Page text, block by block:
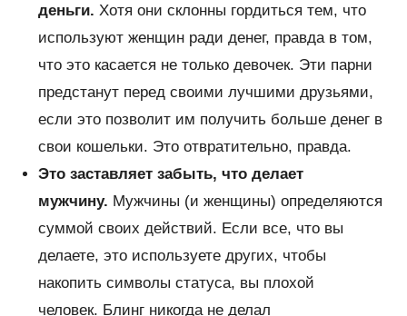
деньги. Хотя они склонны гордиться тем, что
используют женщин ради денег, правда в том,
что это касается не только девочек. Эти парни
предстанут перед своими лучшими друзьями,
если это позволит им получить больше денег в
свои кошельки. Это отвратительно, правда.
Это заставляет забыть, что делает
мужчину. Мужчины (и женщины) определяются
суммой своих действий. Если все, что вы
делаете, это используете других, чтобы
накопить символы статуса, вы плохой
человек. Блинг никогда не делал